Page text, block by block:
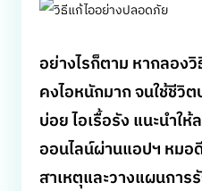
อย่างไรก็ตาม หากลอง
คงไอหนักมาก จนใช้ชีวิ
บ่อย ไอเรื้อรัง แนะนำใ
ออนไลน์ผ่านแอปฯ หมอ
สาเหตุและวางแผนการ